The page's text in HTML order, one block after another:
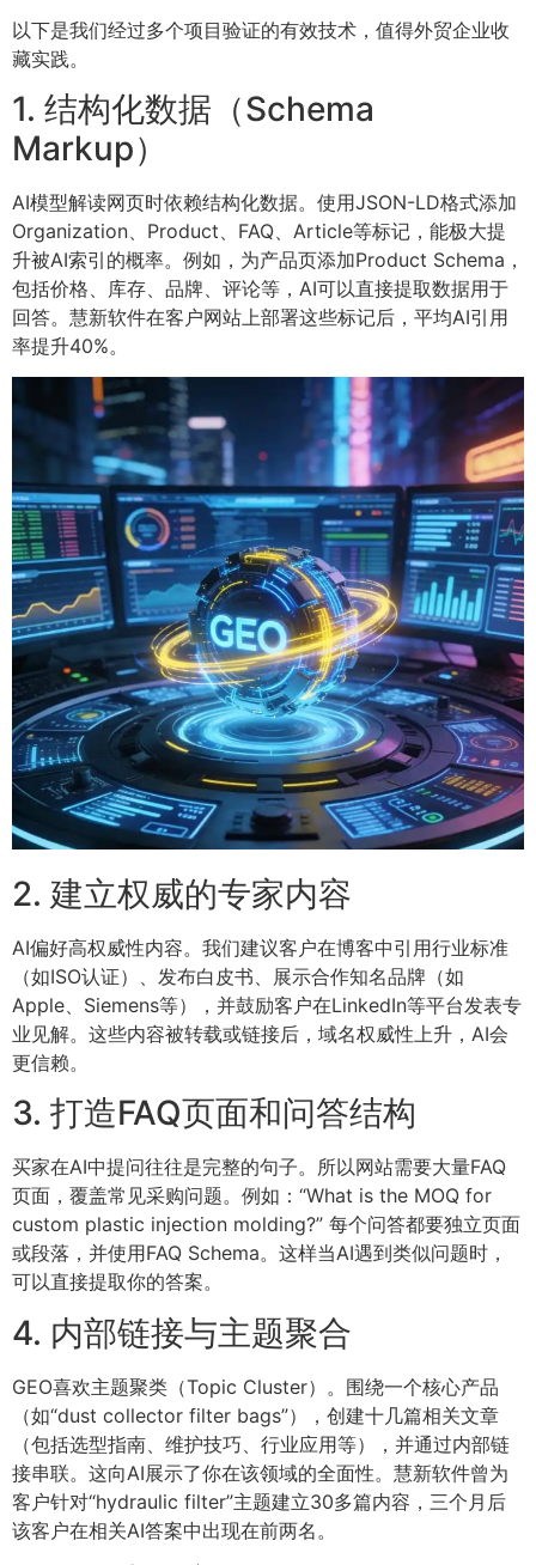
以下是我们经过多个项目验证的有效技术，值得外贸企业收
藏实践。
1. 结构化数据（Schema
Markup）
AI模型解读网页时依赖结构化数据。使用JSON-LD格式添加
Organization、Product、FAQ、Article等标记，能极大提
升被AI索引的概率。例如，为产品页添加Product Schema，
包括价格、库存、品牌、评论等，AI可以直接提取数据用于
回答。慧新软件在客户网站上部署这些标记后，平均AI引用
率提升40%。
2. 建立权威的专家内容
AI偏好高权威性内容。我们建议客户在博客中引用行业标准
（如ISO认证）、发布白皮书、展示合作知名品牌（如
Apple、Siemens等），并鼓励客户在LinkedIn等平台发表专
业见解。这些内容被转载或链接后，域名权威性上升，AI会
更信赖。
3. 打造FAQ页面和问答结构
买家在AI中提问往往是完整的句子。所以网站需要大量FAQ
页面，覆盖常见采购问题。例如：“What is the MOQ for
custom plastic injection molding?” 每个问答都要独立页面
或段落，并使用FAQ Schema。这样当AI遇到类似问题时，
可以直接提取你的答案。
4. 内部链接与主题聚合
GEO喜欢主题聚类（Topic Cluster）。围绕一个核心产品
（如“dust collector filter bags”），创建十几篇相关文章
（包括选型指南、维护技巧、行业应用等），并通过内部链
接串联。这向AI展示了你在该领域的全面性。慧新软件曾为
客户针对“hydraulic filter”主题建立30多篇内容，三个月后
该客户在相关AI答案中出现在前两名。